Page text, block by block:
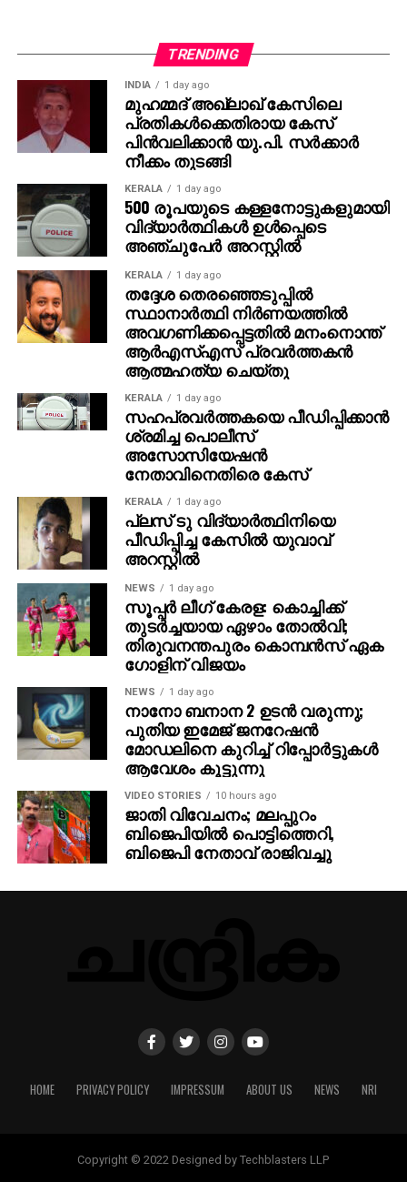
TRENDING
INDIA 1 day ago
മുഹമ്മദ് അഖ്‌ലാഖ് കേസിലെ
പ്രതികള്‍ക്കെതിരായ കേസ്
പിന്‍വലിക്കാന്‍ യു.പി. സര്‍ക്കാര്‍
നീക്കം തുടങ്ങി
KERALA 1 day ago
500 രൂപയുടെ കള്ളനോട്ടുകളുമായി
വിദ്യാര്‍ത്ഥികള്‍ ഉള്‍പ്പെടെ
അഞ്ചുപേര്‍ അറസ്റ്റില്‍
KERALA 1 day ago
തദ്ദേശ തെരഞ്ഞെടുപ്പില്‍
സ്ഥാനാര്‍ത്ഥി നിര്‍ണയത്തില്‍
അവഗണിക്കപ്പെട്ടതില്‍ മനംനൊന്ത്
ആര്‍എസ്എസ് പ്രവര്‍ത്തകന്‍
ആത്മഹത്യ ചെയ്തു
KERALA 1 day ago
സഹപ്രവര്‍ത്തകയെ പീഡിപ്പിക്കാന്‍
ശ്രമിച്ച പൊലീസ്
അസോസിയേഷന്‍
നേതാവിനെതിരെ കേസ്
KERALA 1 day ago
പ്ലസ് ടു വിദ്യാര്‍ത്ഥിനിയെ
പീഡിപ്പിച്ച കേസില്‍ യുവാവ്
അറസ്റ്റില്‍
NEWS 1 day ago
സൂപ്പര്‍ ലീഗ് കേരള: കൊച്ചിക്ക്
തുടര്‍ച്ചയായ ഏഴാം തോല്‍വി;
തിരുവനന്തപുരം കൊമ്പന്‍സ് ഏക
ഗോളിന് വിജയം
NEWS 1 day ago
നാനോ ബനാന 2 ഉടന്‍ വരുന്നു;
പുതിയ ഇമേജ് ജനറേഷന്‍
മോഡലിനെ കുറിച്ച് റിപ്പോര്‍ട്ടുകള്‍
ആവേശം കൂട്ടുന്നു
VIDEO STORIES 10 hours ago
ജാതി വിവേചനം; മലപ്പുറം
ബിജെപിയില്‍ പൊട്ടിത്തെറി,
ബിജെപി നേതാവ് രാജിവച്ചു
HOME PRIVACY POLICY IMPRESSUM ABOUT US NEWS NRI
Copyright © 2022 Designed by Techblasters LLP